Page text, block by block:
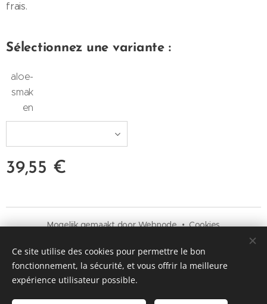
frais.
Sélectionnez une variante :
aloe-
smak
en
39,55 €
Mogelijk gemaakt doorWebnode Cookies
Langues
Nederlands
Français
Ce site utilise des cookies pour permettre le bon
fonctionnement, la sécurité, et vous offrir la meilleure
expérience utilisateur possible.